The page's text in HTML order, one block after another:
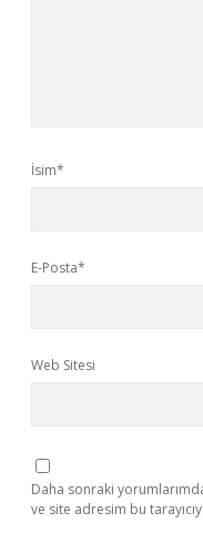
İsim*
E-Posta*
Web Sitesi
Daha sonraki
ve site adresim bu